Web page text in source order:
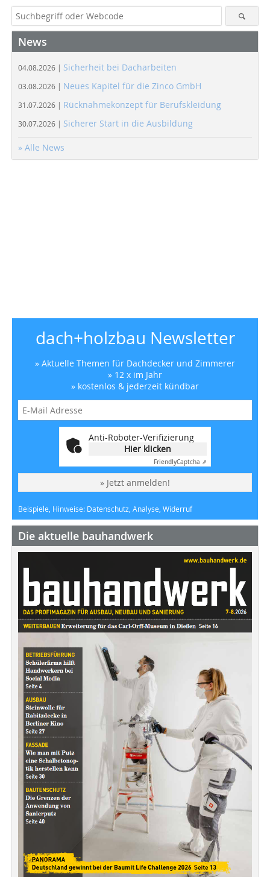
News
04.08.2026 | Sicherheit bei Dacharbeiten
03.08.2026 | Neues Kapitel für die Zinco GmbH
31.07.2026 | Rücknahmekonzept für Berufskleidung
30.07.2026 | Sicherer Start in die Ausbildung
» Alle News
dach+holzbau Newsletter
» Aktuelle Themen für Dachdecker und Zimmerer
» 12 x im Jahr
» kostenlos & jederzeit kündbar
Anti-Roboter-Verifizierung
Hier klicken
FriendlyCaptcha ⇗
» Jetzt anmelden!
Beispiele, Hinweise: Datenschutz, Analyse, Widerruf
Die aktuelle bauhandwerk